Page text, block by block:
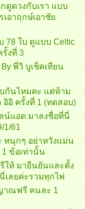
ดูดวงกับเรา แบบ
เอาฤกษ์เอาชัย
78 ใบ ดูแบบ Celtic
งที่ 3
พี่วิ บูเช็คเทียน
กันไหมคะ แต่ห้าม
อิอิ ครั้งที่ 1 (ทดสอบ)
น์แอด มาลงชื่อที่นี่
61
หนุกๆ อย่าหวังแม่น
1 ข้อเท่านั้น
ให้ มายืนยันและตั้ง
เลยค่ะรวมทุกไพ่
าณฟรี คนละ 1